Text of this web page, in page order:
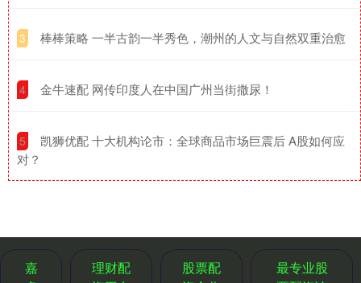
3 ​棒棒策略 一半古韵一半秀色，潮州的人文与自然双重治愈
4 ​金牛速配 网传印度人在中国广州当街撒尿！
5
​凯狮优配 十大机构论市：全球商品市场巨震后 A股如何应
对？
嘉
理财配
股票配
最专业股